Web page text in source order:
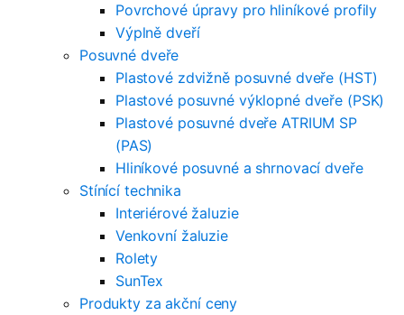
Povrchové úpravy pro hliníkové profily
Výplně dveří
Posuvné dveře
Plastové zdvižně posuvné dveře (HST)
Plastové posuvné výklopné dveře (PSK)
Plastové posuvné dveře ATRIUM SP
(PAS)
Hliníkové posuvné a shrnovací dveře
Stínící technika
Interiérové žaluzie
Venkovní žaluzie
Rolety
SunTex
Produkty za akční ceny